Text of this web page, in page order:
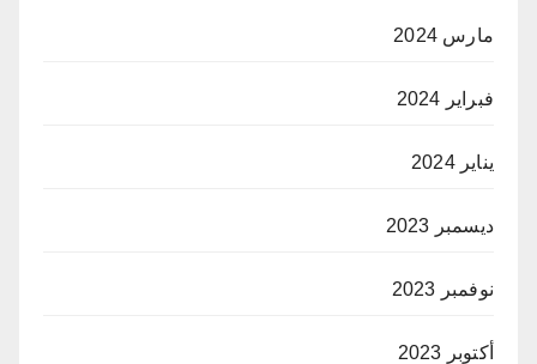
مارس 2024
فبراير 2024
يناير 2024
ديسمبر 2023
نوفمبر 2023
أكتوبر 2023